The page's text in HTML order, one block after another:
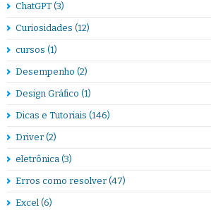
ChatGPT (3)
Curiosidades (12)
cursos (1)
Desempenho (2)
Design Gráfico (1)
Dicas e Tutoriais (146)
Driver (2)
eletrônica (3)
Erros como resolver (47)
Excel (6)